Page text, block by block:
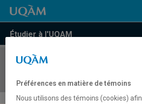
Étudier à l'UQAM
COURS//
Préférences en matière de témoins
Nous utilisons des témoins (cookies)